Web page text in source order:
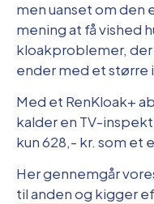
men uanset om den
mening at få vished
kloakproblemer,
ender med et
Med et RenKloak+
kalder en TV-
kun 628,- kr. som et
Her gennemgår
til anden og kigger